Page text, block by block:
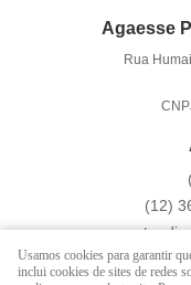
Agaesse
Rua
(12)
Usamos cookies para garantir
inclui cookies de sites de redes